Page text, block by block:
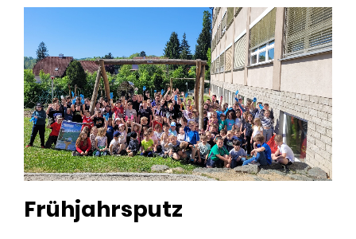
Frühjahrsputz